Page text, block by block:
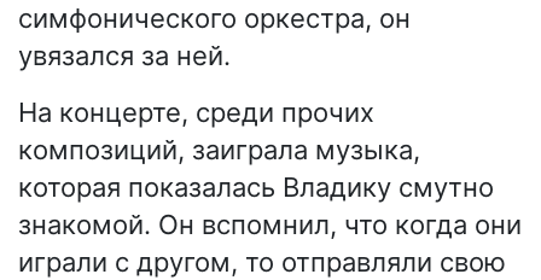
симфонического оркестра, он
увязался за ней.
На концерте, среди прочих
композиций, заиграла музыка,
которая показалась Владику смутно
знакомой. Он вспомнил, что когда они
играли с другом, то отправляли свою